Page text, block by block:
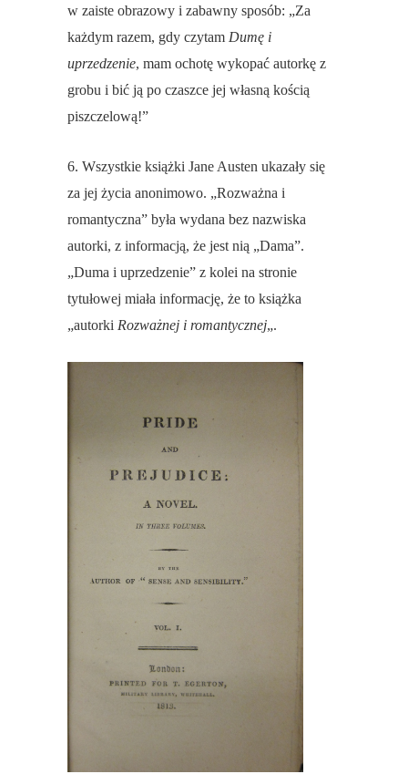
w zaiste obrazowy i zabawny sposób: „Za
każdym razem, gdy czytam Dumę i
uprzedzenie, mam ochotę wykopać autorkę z
grobu i bić ją po czaszce jej własną kością
piszczelową!”
6. Wszystkie książki Jane Austen ukazały się
za jej życia anonimowo. „Rozważna i
romantyczna” była wydana bez nazwiska
autorki, z informacją, że jest nią „Dama”.
„Duma i uprzedzenie” z kolei na stronie
tytułowej miała informację, że to książka
„autorki Rozważnej i romantycznej„.